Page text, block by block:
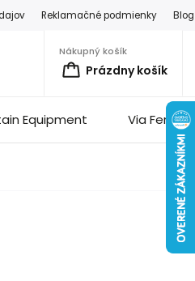
Reklamačné podmienky Blog
Nákupný košík
Prázdny košík
Equipment Via Ferrata